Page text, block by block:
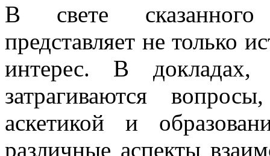
В свете сказанного
представляет не только
интерес. В докладах,
затрагиваются
аскетикой и
различные аспекты